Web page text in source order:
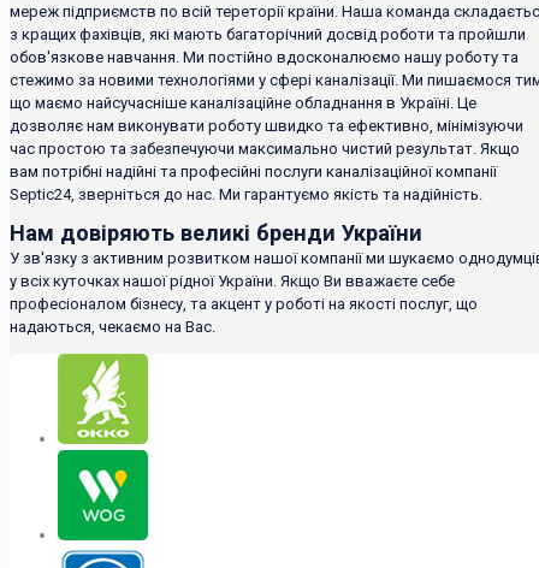
мереж підприємств по всій тереторії країни. Наша команда
з кращих фахівців, які мають багаторічний досвід роботи та пройшли
обов'язкове навчання. Ми постійно вдосконалюємо нашу роботу та
стежимо за новими технологіями у сфері каналізації. Ми пишаємося
що маємо найсучасніше каналізаційне обладнання в Україні. Це
дозволяє нам виконувати роботу швидко та ефективно, мінімізуючи
час простою та забезпечуючи максимально чистий результат. Якщо
вам потрібні надійні та професійні послуги каналізаційної компанії
Septic24, зверніться до нас. Ми гарантуємо якість та надійність.
Нам довіряють великі бренди України
У зв'язку з активним розвитком нашої компанії ми шукаємо
у всіх куточках нашої рідної України. Якщо Ви вважаєте себе
професіоналом бізнесу, та акцент у роботі на якості послуг, що
надаються, чекаємо на Вас.